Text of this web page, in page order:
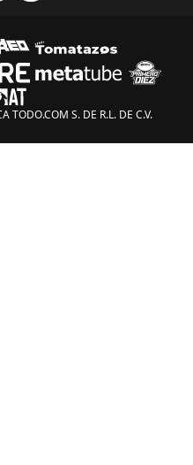
S. DE R.L. DE C.V.